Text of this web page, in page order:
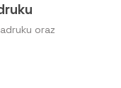
oraz